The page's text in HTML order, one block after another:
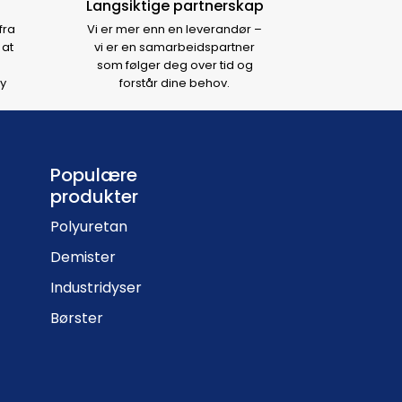
Langsiktige partnerskap
Vi er mer enn en leverandør –
vi er en samarbeidspartner
som følger deg over tid og
forstår dine behov.
Populære
produkter
Polyuretan
Demister
Industridyser
Børster